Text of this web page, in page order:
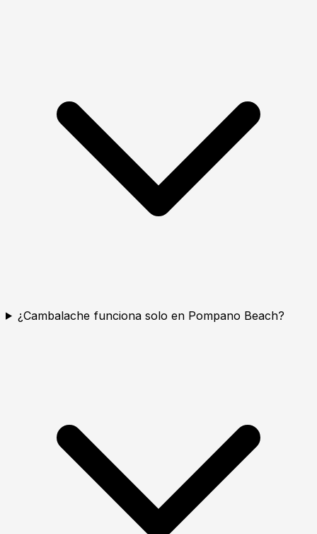
¿Cambalache funciona solo en Pompano Beach?